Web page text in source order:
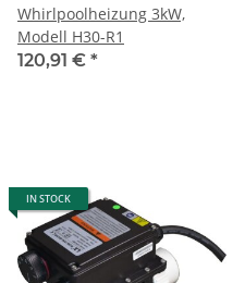
Whirlpoolheizung 3kW,
Modell H30-R1
120,91 € *
IN STOCK